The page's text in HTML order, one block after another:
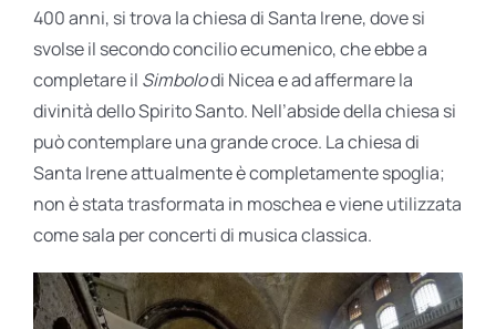
400 anni, si trova la chiesa di Santa Irene, dove si
svolse il secondo concilio ecumenico, che ebbe a
completare il Simbolodi Nicea e ad affermare la
divinità dello Spirito Santo. Nell’abside della chiesa si
può contemplare una grande croce. La chiesa di
Santa Irene attualmente è completamente spoglia;
non è stata trasformata in moschea e viene utilizzata
come sala per concerti di musica classica.